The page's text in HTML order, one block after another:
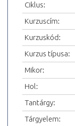
Ciklus:
Kurzuscím:
Kurzuskód:
Kurzus típusa:
Mikor:
Hol:
Tantárgy:
Tárgyelem: